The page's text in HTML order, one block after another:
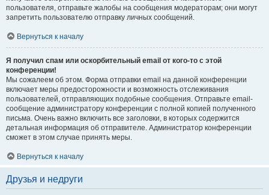
пользователя, отправьте жалобы на сообщения модераторам; они могут
запретить пользователю отправку личных сообщений.
Вернуться к началу
Я получил спам или оскорбительный email от кого-то с этой
конференции!
Мы сожалеем об этом. Форма отправки email на данной конференции
включает меры предосторожности и возможность отслеживания
пользователей, отправляющих подобные сообщения. Отправьте email-
сообщение администратору конференции с полной копией полученного
письма. Очень важно включить все заголовки, в которых содержится
детальная информация об отправителе. Администратор конференции
сможет в этом случае принять меры.
Вернуться к началу
Друзья и недруги